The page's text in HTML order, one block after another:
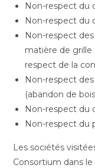
Non-respect du
Non-respect du
Non-respect
matière de grille
respect de la
Non-respect
(abandon de
Non-respect du
Non-respect du
Les sociétés
Consortium dans le